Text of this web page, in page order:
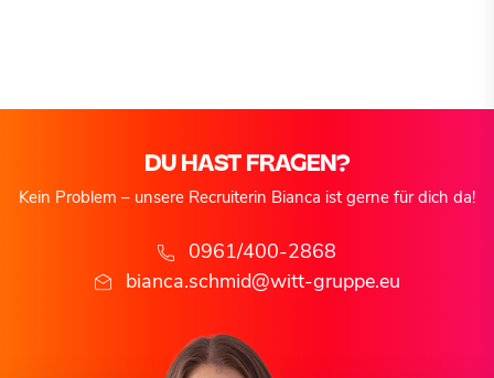
DU HAST FRAGEN?
Kein Problem – unsere Recruiterin Bianca ist gerne für dich da!
0961/400-2868
bianca.schmid@witt-gruppe.eu